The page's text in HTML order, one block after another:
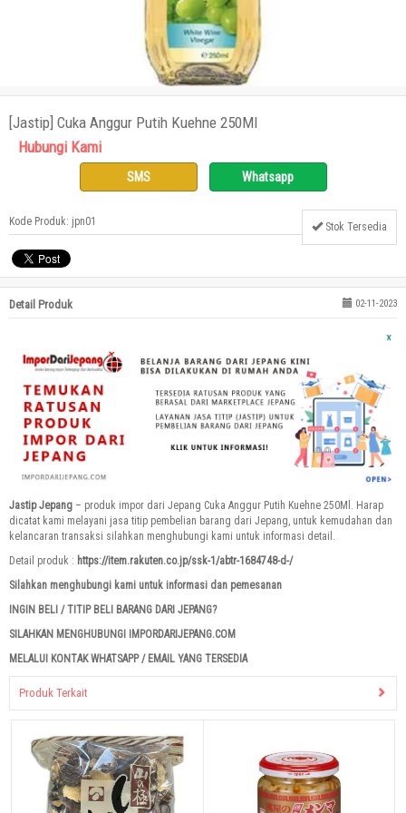
[Jastip] Cuka Anggur Putih Kuehne 250Ml
Hubungi Kami
SMS Whatsapp
Kode Produk: jpn01 Stok Tersedia
Detail Produk 02-11-2023
Jastip Jepang – produk impor dari Jepang Cuka Anggur Putih Kuehne 250Ml. Harap
dicatat kami melayani jasa titip pembelian barang dari Jepang, untuk kemudahan dan
kelancaran transaksi silahkan menghubungi kami untuk informasi detail.
Detail produk : https://item.rakuten.co.jp/ssk-1/abtr-1684748-d-/
Silahkan menghubungi kami untuk informasi dan pemesanan
INGIN BELI / TITIP BELI BARANG DARI JEPANG?
SILAHKAN MENGHUBUNGI IMPORDARIJEPANG.COM
MELALUI KONTAK WHATSAPP / EMAIL YANG TERSEDIA
Produk Terkait